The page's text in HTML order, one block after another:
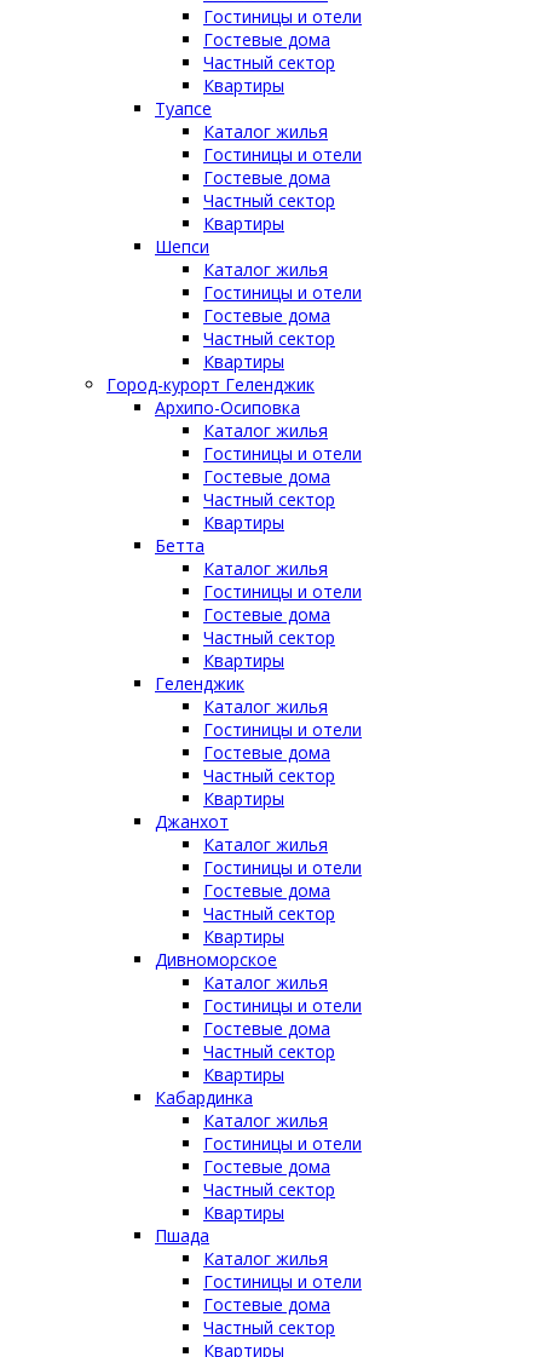
Гостиницы и отели
Гостевые дома
Частный сектор
Квартиры
Туапсе
Каталог жилья
Гостиницы и отели
Гостевые дома
Частный сектор
Квартиры
Шепси
Каталог жилья
Гостиницы и отели
Гостевые дома
Частный сектор
Квартиры
Город-курорт Геленджик
Архипо-Осиповка
Каталог жилья
Гостиницы и отели
Гостевые дома
Частный сектор
Квартиры
Бетта
Каталог жилья
Гостиницы и отели
Гостевые дома
Частный сектор
Квартиры
Геленджик
Каталог жилья
Гостиницы и отели
Гостевые дома
Частный сектор
Квартиры
Джанхот
Каталог жилья
Гостиницы и отели
Гостевые дома
Частный сектор
Квартиры
Дивноморское
Каталог жилья
Гостиницы и отели
Гостевые дома
Частный сектор
Квартиры
Кабардинка
Каталог жилья
Гостиницы и отели
Гостевые дома
Частный сектор
Квартиры
Пшада
Каталог жилья
Гостиницы и отели
Гостевые дома
Частный сектор
Квартиры